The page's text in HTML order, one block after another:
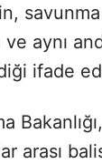
ve aynı
ifade
arası